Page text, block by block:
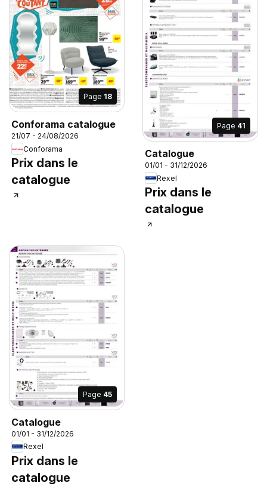
Page 18
Conforama catalogue
21/07 - 24/08/2026
Conforama
Prix dans le
catalogue
Page 41
Catalogue
01/01 - 31/12/2026
Rexel
Prix dans le
catalogue
Page 45
Catalogue
01/01 - 31/12/2026
Rexel
Prix dans le
catalogue